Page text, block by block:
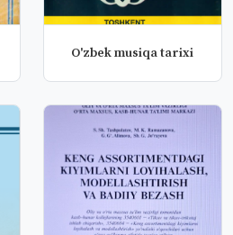
O'zbek musiqa tarixi